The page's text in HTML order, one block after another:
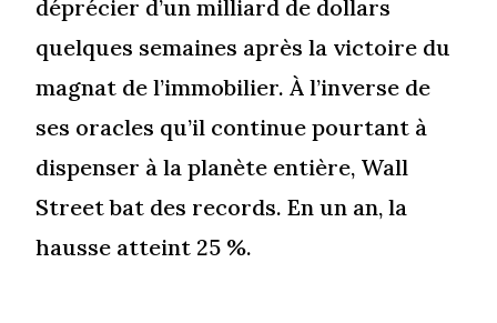
déprécier d’un milliard de dollars
quelques semaines après la victoire du
magnat de l’immobilier. À l’inverse de
ses oracles qu’il continue pourtant à
dispenser à la planète entière, Wall
Street bat des records. En un an, la
hausse atteint 25 %.